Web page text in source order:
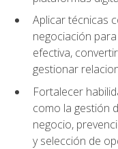
Aplicar técnicas
negociación
efectiva,
gestionar
Fortalecer
como la gestión
negocio,
y selección de